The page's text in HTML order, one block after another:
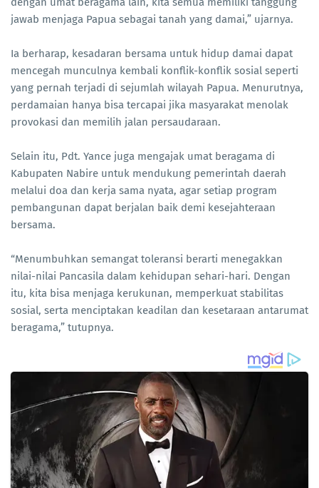
jawab menjaga Papua sebagai tanah yang damai,” ujarnya.
Ia berharap, kesadaran bersama untuk hidup damai dapat
mencegah munculnya kembali konflik-konflik sosial seperti
yang pernah terjadi di sejumlah wilayah Papua. Menurutnya,
perdamaian hanya bisa tercapai jika masyarakat menolak
provokasi dan memilih jalan persaudaraan.
Selain itu, Pdt. Yance juga mengajak umat beragama di
Kabupaten Nabire untuk mendukung pemerintah daerah
melalui doa dan kerja sama nyata, agar setiap program
pembangunan dapat berjalan baik demi kesejahteraan
bersama.
“Menumbuhkan semangat toleransi berarti menegakkan
nilai-nilai Pancasila dalam kehidupan sehari-hari. Dengan
itu, kita bisa menjaga kerukunan, memperkuat stabilitas
sosial, serta menciptakan keadilan dan kesetaraan antarumat
beragama,” tutupnya.